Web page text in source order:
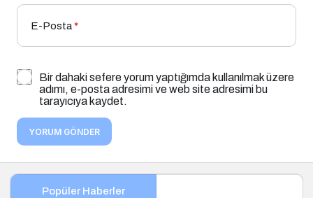
E-Posta*
Bir dahaki sefere yorum yaptığımda kullanılmak üzere
adımı, e-posta adresimi ve web site adresimi bu
tarayıcıya kaydet.
YORUM GÖNDER
Popüler Haberler